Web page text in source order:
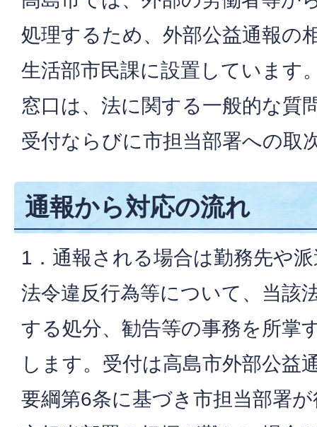
処理するため、外部公益通報の
生活部市民課に設置しています
窓口は、法に関する一般的な質
受付ならびに市担当部署への取
通報から対応の流れ
1．通報される場合は勤務先や
法令違反行為等について、当該
する処分、勧告等の事務を所掌
します。受付は高島市外部公益
要綱第6条に基づき市担当部署